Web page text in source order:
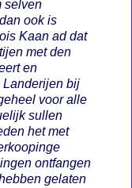
selven
ook is
Kaan ad dat
met den
en
Landerijen bij
voor alle
sullen
het met
ontfangen
gelaten